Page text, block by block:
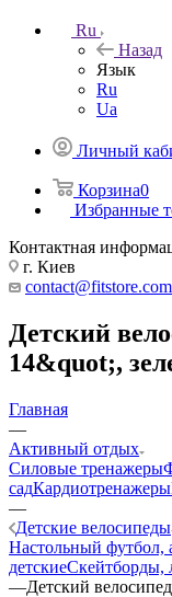
Ru
Назад
Язык
Ru
Ua
Личный
Корзина0
Избранные
Контактная
г. Киев
Детский
14&quot;,
Главная
—
Активный отдых
Силовые тренажеры
садКардиотренажеры
—
Детские велосипеды
Настольный футбол,
детскиеСкейтборды,
—Детский